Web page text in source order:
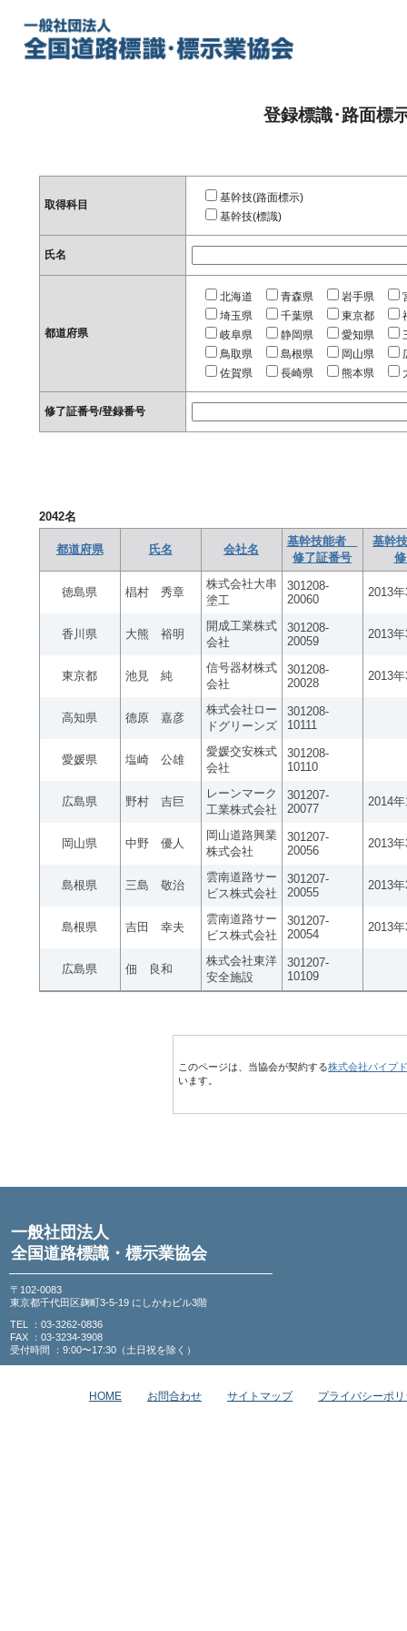
登録標識･路面標
取得科目
基幹技(路面標示)
基幹技(標識)
氏名
都道府県
北海道 青森県 岩手県
埼玉県
千葉県 東京都
岐阜県
静岡県 愛知県
鳥取県
島根県 岡山県
佐賀県
長崎県 熊本県
修了証番号/登録番号
2042名
都道府県 氏名 会社名
基幹技能者
修了証番号
基幹
徳島県 椙村 秀章
株式会社大串
塗工
301208-
20060
2013
香川県 大熊 裕明
開成工業株式
会社
301208-
20059
2013
東京都 池見 純
信号器材株式
会社
301208-
20028
2013
高知県 德原 嘉彦
株式会社ロー
ドグリーンズ
301208-
10111
愛媛県 塩崎 公雄
愛媛交安株式
会社
301208-
10110
広島県 野村 吉巨
レーンマーク
工業株式会社
301207-
20077
2014
岡山県 中野 優人
岡山道路興業
株式会社
301207-
20056
2013
島根県 三島 敬治
雲南道路サー
ビス株式会社
301207-
20055
2013
島根県 吉田 幸夫
雲南道路サー
ビス株式会社
301207-
20054
2013
広島県 佃 良和
株式会社東洋
安全施設
301207-
10109
このページは、当協会が契約する株式会社パイプ
います。
一般社団法人
全国道路標識・標示業協会
〒102-0083
東京都千代田区麹町3-5-19 にしかわビル3階
TEL ：03-3262-0836
FAX ：03-3234-3908
受付時間 ：9:00〜17:30（土日祝を除く）
HOME お問合わせ サイトマップ プライバシーポ